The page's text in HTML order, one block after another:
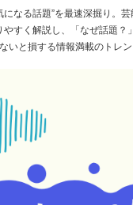
になる話題”を最速深掘り。
やすく解説し、「なぜ話題？
いと損する情報満載のトレン